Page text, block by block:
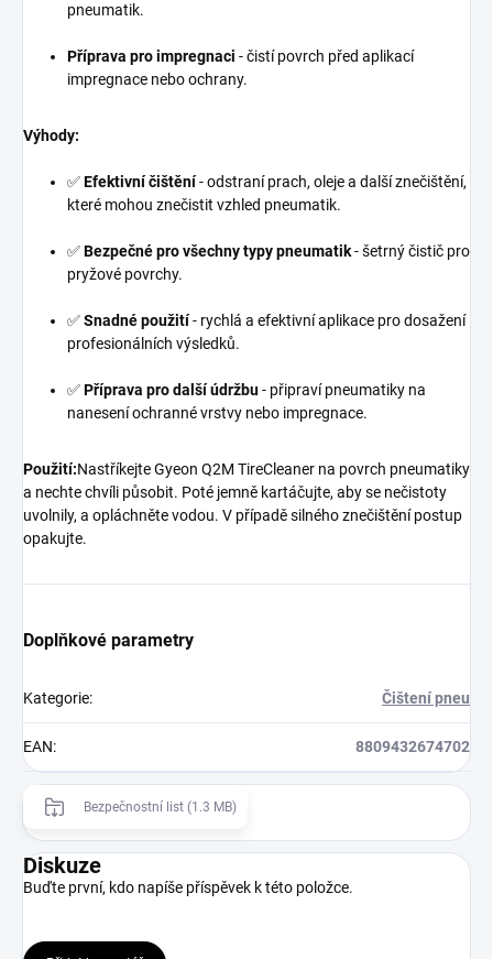
pneumatik.
Příprava pro impregnaci - čistí povrch před aplikací
impregnace nebo ochrany.
Výhody:
✅Efektivní čištění- odstraní prach, oleje a další znečištění,
které mohou znečistit vzhled pneumatik.
✅Bezpečné pro všechny typy pneumatik- šetrný čistič pro
pryžové povrchy.
✅Snadné použití- rychlá a efektivní aplikace pro dosažení
profesionálních výsledků.
✅Příprava pro další údržbu- připraví pneumatiky na
nanesení ochranné vrstvy nebo impregnace.
Použití:Nastříkejte Gyeon Q2M TireCleaner na povrch pneumatiky
a nechte chvíli působit. Poté jemně kartáčujte, aby se nečistoty
uvolnily, a opláchněte vodou. V případě silného znečištění postup
opakujte.
Doplňkové parametry
Kategorie: Čištení pneu
EAN: 8809432674702
Bezpečnostní list (1.3 MB)
Diskuze
Buďte první, kdo napíše příspěvek k této položce.